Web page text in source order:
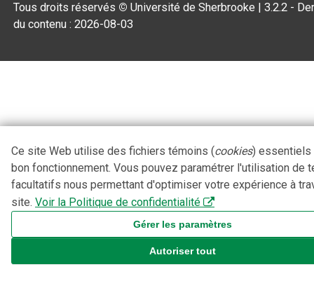
Tous droits réservés © Université de Sherbrooke |3.2.2 -
du contenu :2026-08-03
Ce site Web utilise des fichiers témoins (cookies) essentiels
bon fonctionnement. Vous pouvez paramétrer l'utilisation de
facultatifs nous permettant d'optimiser votre expérience à
site. Voir la Politique de confidentialité
Gérer les paramètres
Autoriser tout